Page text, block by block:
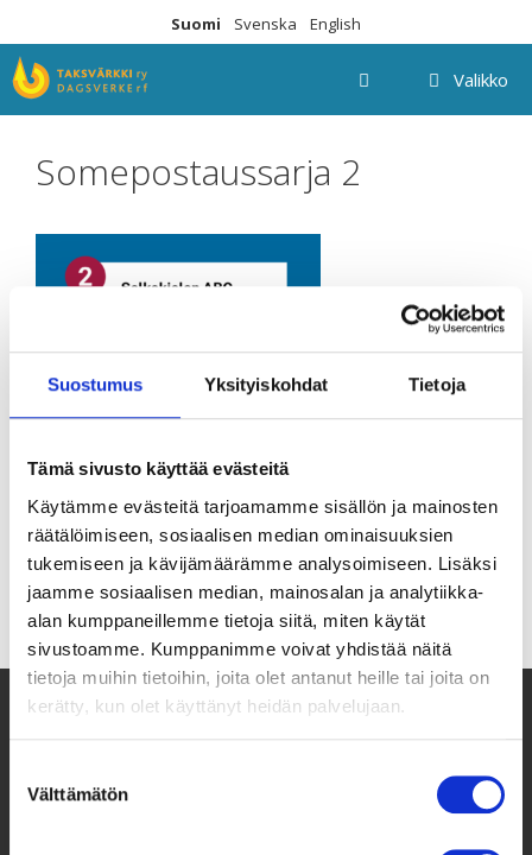
Suostumus Yksityiskohdat Tietoja
Tämä sivusto käyttää evästeitä
Käytämme evästeitä tarjoamamme sisällön ja mainosten
räätälöimiseen, sosiaalisen median ominaisuuksien
tukemiseen ja kävijämäärämme analysoimiseen. Lisäksi
jaamme sosiaalisen median, mainosalan ja analytiikka-
alan kumppaneillemme tietoja siitä, miten käytät
sivustoamme. Kumppanimme voivat yhdistää näitä
tietoja muihin tietoihin, joita olet antanut heille tai joita on
kerätty, kun olet käyttänyt heidän palvelujaan.
valinta
Välttämätön
sisältöön
Suomi Svenska English
Valikko
Somepostaussarja 2